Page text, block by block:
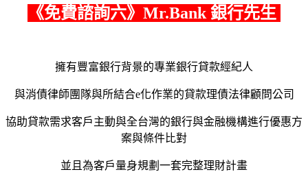
《免費諮詢六》Mr.Bank 銀行先生
擁有豐富銀行背景的專業銀行貸款經紀人
與消債律師團隊與所結合e化作業的貸款理債法律顧問公司
協助貸款需求客戶主動與全台灣的銀行與金融機構進行優惠方
案與條件比對
並且為客戶量身規劃一套完整理財計畫